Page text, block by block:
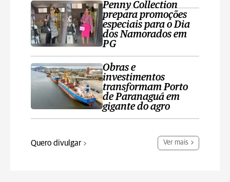
Penny Collection
prepara promoções
especiais para o Dia
dos Namorados em
PG
Obras e
investimentos
transformam Porto
de Paranaguá em
gigante do agro
Quero divulgar Ver mais